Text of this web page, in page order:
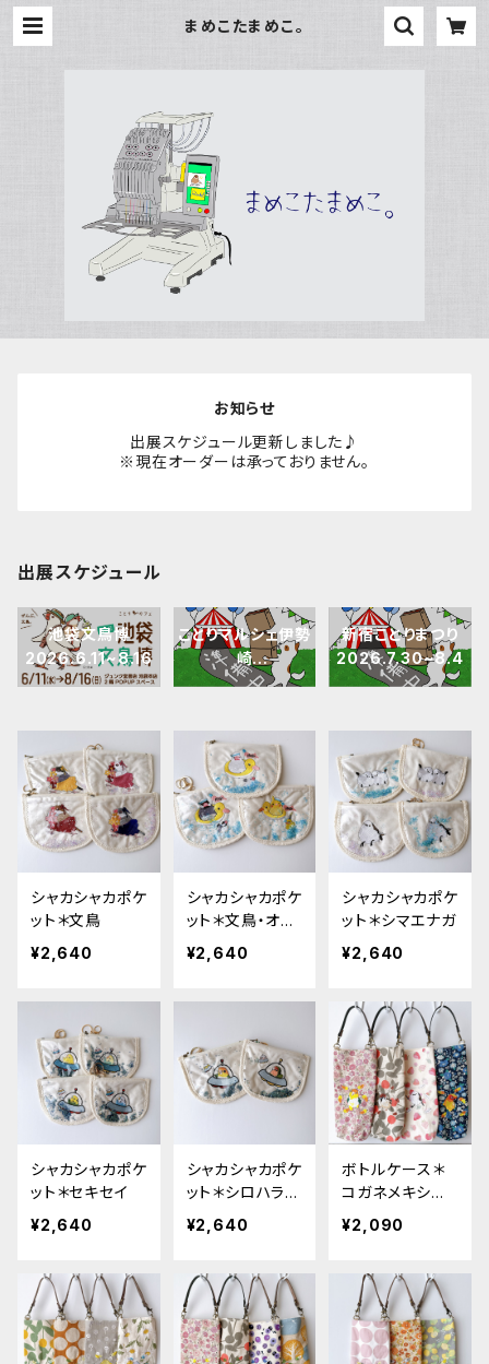
まめこたまめこ。
お知らせ
出展スケジュール更新しました♪
※現在オーダーは承っておりません。
出展スケジュール
池袋文鳥博
2026.6.11~8.16
ことりマルシェ伊勢
崎
2026.7.3~8.30
新宿ことりまつり
2026.7.30~8.4
シャカシャカポケ
ット＊文鳥
¥2,640
シャカシャカポケ
ット＊文鳥・オカ
メ
¥2,640
シャカシャカポケ
ット＊シマエナガ
¥2,640
シャカシャカポケ
ット＊セキセイ
¥2,640
シャカシャカポケ
ット＊シロハラ・
コザクラ
¥2,640
ボトルケース＊
コガネメキシコ・
シマエナガ・スズ
メ・シロハラ
¥2,090